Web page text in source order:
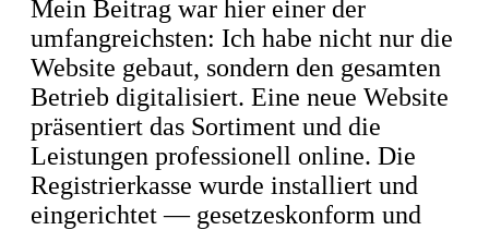
Mein Beitrag war hier einer der
umfangreichsten: Ich habe nicht nur die
Website gebaut, sondern den gesamten
Betrieb digitalisiert. Eine neue Website
präsentiert das Sortiment und die
Leistungen professionell online. Die
Registrierkasse wurde installiert und
eingerichtet — gesetzeskonform und